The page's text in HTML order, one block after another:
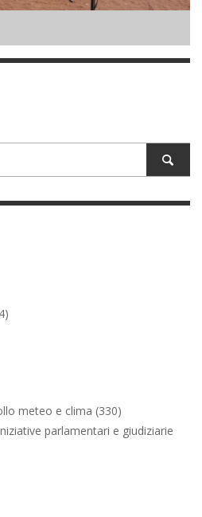
meteo e clima (330)
parlamentari e giudiziarie